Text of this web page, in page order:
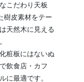
こだわり天板
樹皮素材をテー
天然木に見える
粧板にはないぬ
飲食店・カフ
に最適です。